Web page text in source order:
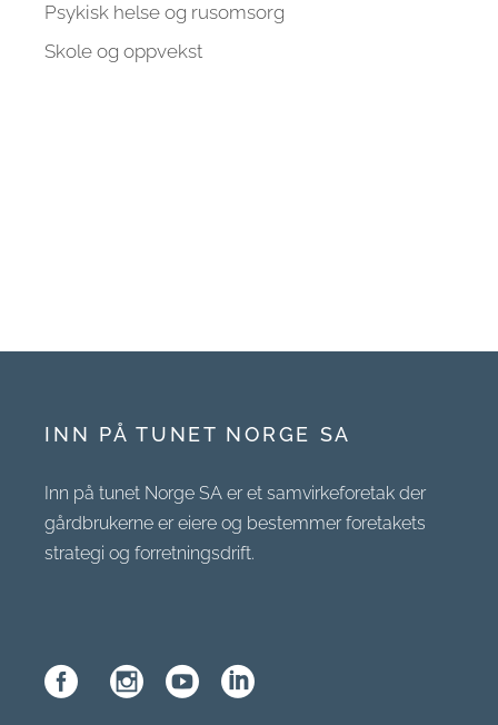
Psykisk helse og rusomsorg
Skole og oppvekst
INN PÅ TUNET NORGE SA
Inn på tunet Norge SA er et samvirkeforetak der
gårdbrukerne er eiere og bestemmer foretakets
strategi og forretningsdrift.